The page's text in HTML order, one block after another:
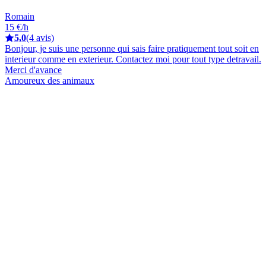
Romain
15 €/h
5,0(4 avis)
Bonjour, je suis une personne qui sais faire pratiquement tout soit en
interieur comme en exterieur. Contactez moi pour tout type detravail.
Merci d'avance
Amoureux des animaux